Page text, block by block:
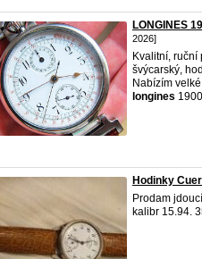
LONGINES
2026]
Kvalitní,
švýcarský,
Nabízím
longines
Hodinky
Prodam jdoucí
kalibr 15.94.